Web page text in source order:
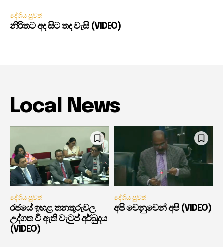
දේශීය පුවත්
නිරිතට අද සිට තද වැසි (VIDEO)
Local News
දේශීය පුවත්
රජයේ ඉහළ තනතුරුවල
උද්ගත වී ඇති වැටුප් අර්බුදය
(VIDEO)
දේශීය පුවත්
අපි වෙනුවෙන් අපි (VIDEO)